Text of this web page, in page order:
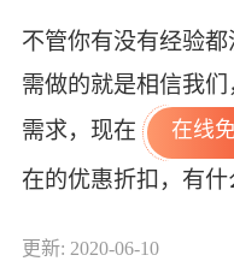
不管你有没有经验
需做的就是相信我
需求，现在
在线
在的优惠折扣，有什
更新: 2020-06-10